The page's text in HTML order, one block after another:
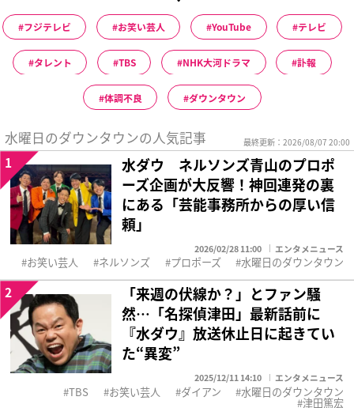
フジテレビ お笑い芸人 YouTube テレビ
タレント TBS NHK大河ドラマ 訃報
体調不良 ダウンタウン
水曜日のダウンタウンの人気記事 最終更新：2026/08/07 20:00
水ダウ ネルソンズ青山のプロポ
ーズ企画が大反響！神回連発の裏
にある「芸能事務所からの厚い信
頼」
2026/02/28 11:00 エンタメニュース
1
お笑い芸人 ネルソンズ プロポーズ 水曜日のダウンタウン
「来週の伏線か？」とファン騒
然…「名探偵津田」最新話前に
『水ダウ』放送休止日に起きてい
た“異変”
2025/12/11 14:10 エンタメニュース
2
TBS お笑い芸人 ダイアン 水曜日のダウンタウン
津田篤宏